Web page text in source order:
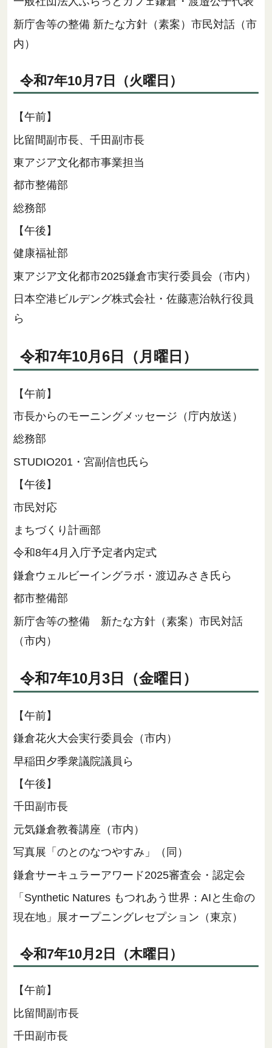
新庁舎等の整備 新たな方針（素案）市民対話（市
内）
令和7年10月7日（火曜日）
【午前】
比留間副市長、千田副市長
東アジア文化都市事業担当
都市整備部
総務部
【午後】
健康福祉部
東アジア文化都市2025鎌倉市実行委員会（市内）
日本空港ビルデング株式会社・佐藤憲治執行役員
ら
令和7年10月6 日（月 曜日）
【午前】
市長からのモーニングメッセージ（庁内放送）
総務部
STUDIO201・宮副信也氏ら
【午後】
市民対応
まちづくり計画部
令和8年4月入庁予定者内定式
鎌倉ウェルビーイングラボ・渡辺みさき氏ら
都市整備部
新庁舎等の整備 新たな方針（素案）市民対話
（市内）
令和7年10月3日（金曜日）
【午前】
鎌倉花火大会実行委員会（市内）
早稲田夕季衆議院議員ら
【午後】
千田副市長
元気鎌倉教養講座（市内）
写真展「のとのなつやすみ」（同）
鎌倉サーキュラーアワード2025審査会・認定会
「Synthetic Natures もつれあう世界：AIと生命の
現在地」展オープニングレセプション（東京）
令和7年10月2日（木曜日）
【午前】
比留間副市長
千田副市長